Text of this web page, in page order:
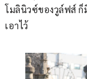
โมลินิวซ์ของวูล์ฟส์
เอาไว้